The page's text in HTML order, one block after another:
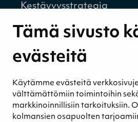
Tämä sivusto
evästeitä
Käytämme evästeitä
välttämättömiin toimintoihin
markkinoinnillisiin tarkoituksiin.
kolmansien osapuolten
Kestävyysstrategia
Ympäristövastuu
Henkilöstömme ja
hyvinvointi
Turvetuotannon
Kestävyyden johtaminen
Retkeilykohteet